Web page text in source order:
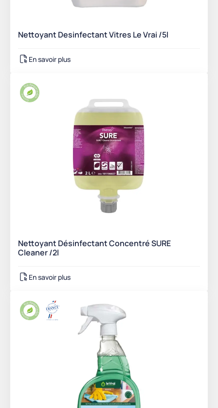
Nettoyant Desinfectant Vitres Le Vrai /5l
En savoir plus
Nettoyant Désinfectant Concentré SURE
Cleaner /2l
En savoir plus